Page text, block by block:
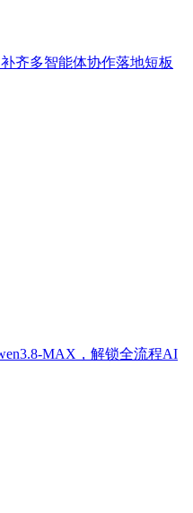
齐多智能体协作落地短板
MAX，解锁全流程AI